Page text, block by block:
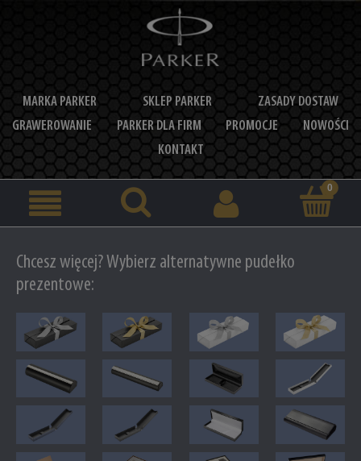
MARKA PARKER SKLEP PARKER
ZASADY DOSTAW
GRAWEROWANIE
PARKER DLA FIRM PROMOCJE
NOWOŚCI
KONTAKT
Chcesz więcej? Wybierz alternatywne pudełko
prezentowe: